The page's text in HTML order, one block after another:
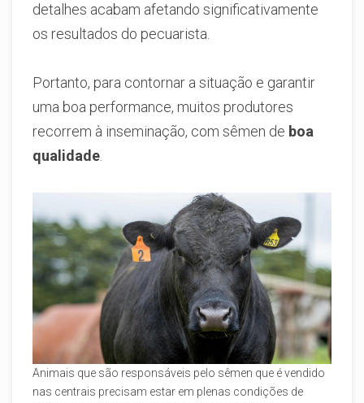
detalhes acabam afetando significativamente
os resultados do pecuarista.
Portanto, para contornar a situação e garantir
uma boa performance, muitos produtores
recorrem à inseminação, com sêmen de boa
qualidade
Animais que são responsáveis pelo sêmen que é vendido
nas centrais precisam estar em plenas condições de